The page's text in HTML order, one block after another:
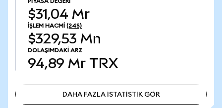
$31,04 Mr
İŞLEM HACMI (24S)
$329,53 Mn
DOLAŞIMDAKI ARZ
94,89 Mr TRX
DAHA FAZLA İSTATİSTİK GÖR